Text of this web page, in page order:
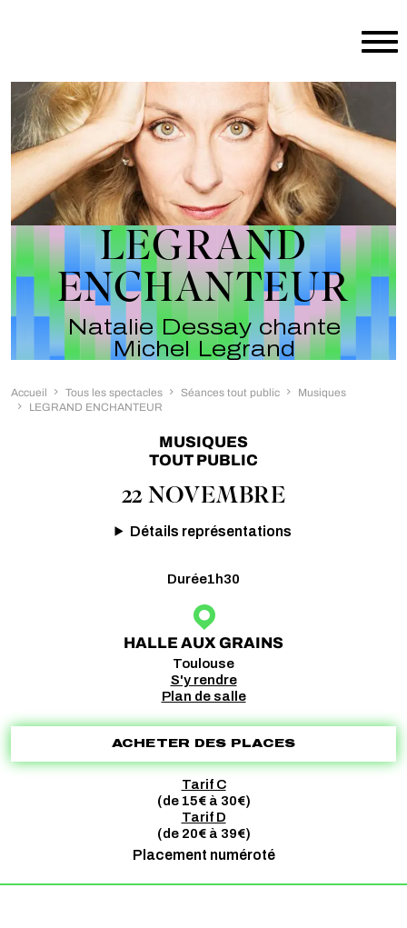
LEGRAND
ENCHANTEUR
Natalie Dessay chante
Michel Legrand
Accueil Tous les spectacles Séances tout public
Musiques
LEGRAND ENCHANTEUR
MUSIQUES
TOUT PUBLIC
22 NOVEMBRE
Détails représentations
Durée1h30
HALLE AUX GRAINS
Toulouse
S'y rendre
Plan de salle
ACHETER DES PLACES
Tarif C
(de 15€ à 30€)
Tarif D
(de 20€ à 39€)
Placement numéroté